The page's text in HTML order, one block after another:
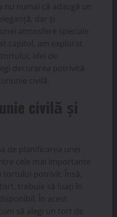
nu numai că adaugă un
dar și
atmosfere speciale
capitol, am explorat
idei de
decorarea potrivită
civilă.
civilă și
de planificarea unei
cele mai importante
tortului potrivit. Însă,
trebuie să luați în
În acest
să alegi un tort de